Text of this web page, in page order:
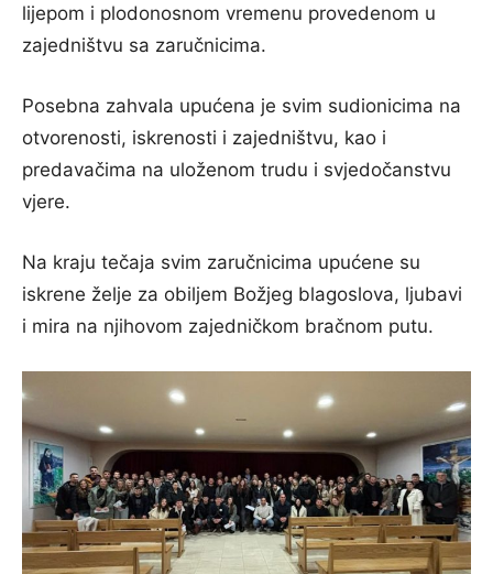
lijepom i plodonosnom vremenu provedenom u
zajedništvu sa zaručnicima.
Posebna zahvala upućena je svim sudionicima na
otvorenosti, iskrenosti i zajedništvu, kao i
predavačima na uloženom trudu i svjedočanstvu
vjere.
Na kraju tečaja svim zaručnicima upućene su
iskrene želje za obiljem Božjeg blagoslova, ljubavi
i mira na njihovom zajedničkom bračnom putu.